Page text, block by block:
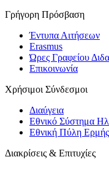
Γρήγορη Πρόσβαση
Έντυπα Αιτήσεων
Erasmus
Ώρες Γραφείου
Επικοινωνία
Χρήσιμοι Σύνδεσμοι
Διαύγεια
Εθνικό Σύστημα
Εθνική Πύλη Ερμής
Διακρίσεις & Επιτυχίες